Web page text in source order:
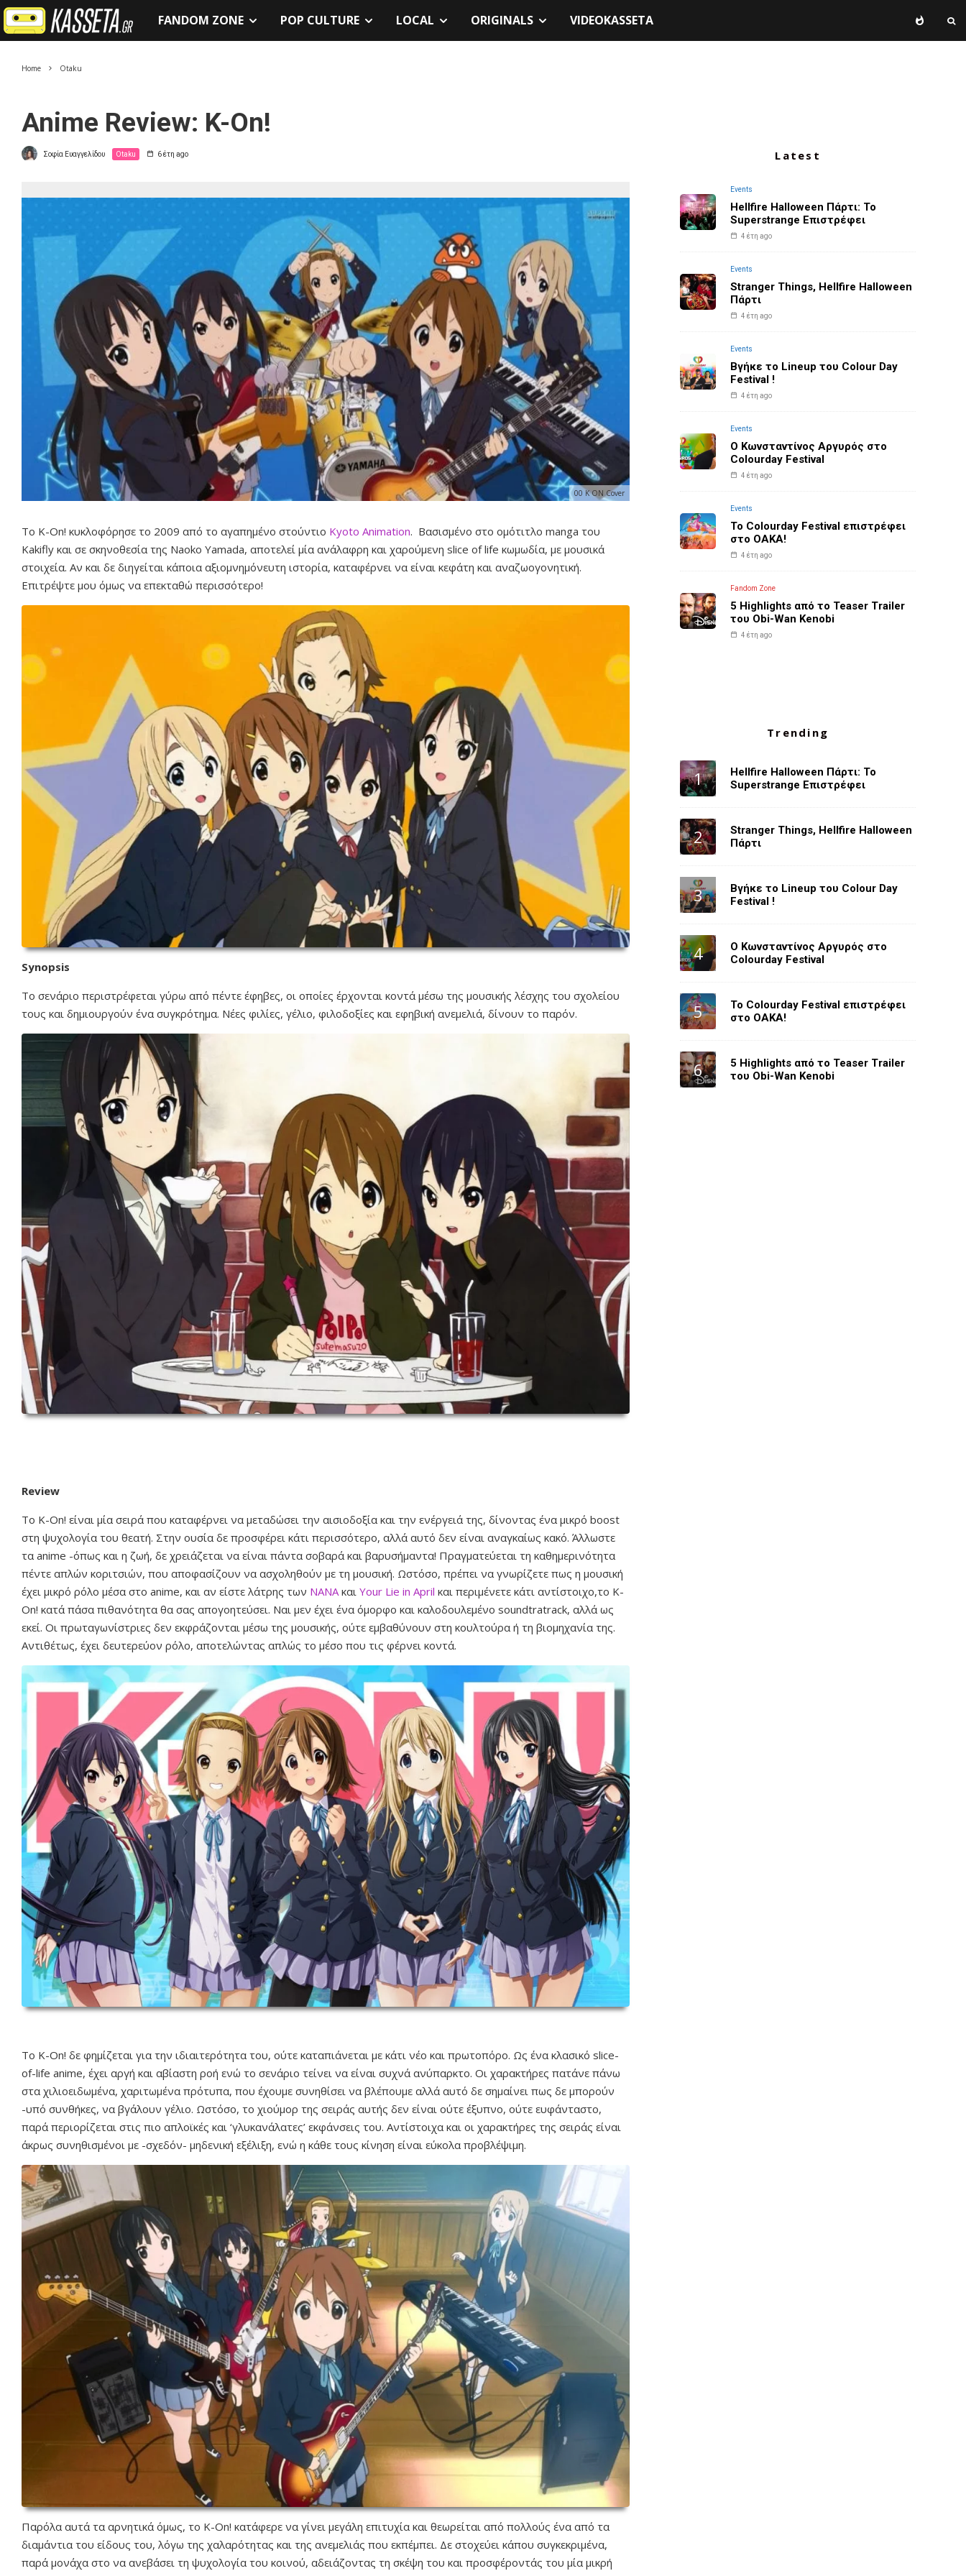
FANDOM ZONE POP CULTURE LOCAL ORIGINALS VIDEOKASSETA
Home Otaku
Anime Review: K-On!
Σοφία Ευαγγελίδου Otaku 6 έτη ago
00 K ON Cover
Το K-On! κυκλοφόρησε το 2009 από το αγαπημένο στούντιο Kyoto Animation. Βασισμένο στο ομότιτλο manga του
Kakifly και σε σκηνοθεσία της Naoko Yamada, αποτελεί μία ανάλαφρη και χαρούμενη slice of life κωμωδία, με μουσικά
στοιχεία. Αν και δε διηγείται κάποια αξιομνημόνευτη ιστορία, καταφέρνει να είναι κεφάτη και αναζωογονητική.
Επιτρέψτε μου όμως να επεκταθώ περισσότερο!
Synopsis
Το σενάριο περιστρέφεται γύρω από πέντε έφηβες, οι οποίες έρχονται κοντά μέσω της μουσικής λέσχης του σχολείου
τους και δημιουργούν ένα συγκρότημα. Νέες φιλίες, γέλιο, φιλοδοξίες και εφηβική ανεμελιά, δίνουν το παρόν.
Review
Το Κ-On! είναι μία σειρά που καταφέρνει να μεταδώσει την αισιοδοξία και την ενέργειά της, δίνοντας ένα μικρό boost
στη ψυχολογία του θεατή. Στην ουσία δε προσφέρει κάτι περισσότερο, αλλά αυτό δεν είναι αναγκαίως κακό. Άλλωστε
τα anime -όπως και η ζωή, δε χρειάζεται να είναι πάντα σοβαρά και βαρυσήμαντα! Πραγματεύεται τη καθημερινότητα
πέντε απλών κοριτσιών, που αποφασίζουν να ασχοληθούν με τη μουσική. Ωστόσο, πρέπει να γνωρίζετε πως η μουσική
έχει μικρό ρόλο μέσα στο anime, και αν είστε λάτρης των NANA και Your Lie in April και περιμένετε κάτι αντίστοιχο,το Κ-
Οn! κατά πάσα πιθανότητα θα σας απογοητεύσει. Ναι μεν έχει ένα όμορφο και καλοδουλεμένο soundtratrack, αλλά ως
εκεί. Οι πρωταγωνίστριες δεν εκφράζονται μέσω της μουσικής, ούτε εμβαθύνουν στη κουλτούρα ή τη βιομηχανία της.
Αντιθέτως, έχει δευτερεύον ρόλο, αποτελώντας απλώς το μέσο που τις φέρνει κοντά.
Το K-On! δε φημίζεται για την ιδιαιτερότητα του, ούτε καταπιάνεται με κάτι νέο και πρωτοπόρο. Ως ένα κλασικό slice-
of-life anime, έχει αργή και αβίαστη ροή ενώ το σενάριο τείνει να είναι συχνά ανύπαρκτο. Οι χαρακτήρες πατάνε πάνω
στα χιλιοειδωμένα, χαριτωμένα πρότυπα, που έχουμε συνηθίσει να βλέπουμε αλλά αυτό δε σημαίνει πως δε μπορούν
-υπό συνθήκες, να βγάλουν γέλιο. Ωστόσο, το χιούμορ της σειράς αυτής δεν είναι ούτε έξυπνο, ούτε ευφάνταστο,
παρά περιορίζεται στις πιο απλοϊκές και ‘γλυκανάλατες’ εκφάνσεις του. Αντίστοιχα και οι χαρακτήρες της σειράς είναι
άκρως συνηθισμένοι με -σχεδόν- μηδενική εξέλιξη, ενώ η κάθε τους κίνηση είναι εύκολα προβλέψιμη.
Παρόλα αυτά τα αρνητικά όμως, το K-On! κατάφερε να γίνει μεγάλη επιτυχία και θεωρείται από πολλούς ένα από τα
διαμάντια του είδους του, λόγω της χαλαρότητας και της ανεμελιάς που εκπέμπει. Δε στοχεύει κάπου συγκεκριμένα,
παρά μονάχα στο να ανεβάσει τη ψυχολογία του κοινού, αδειάζοντας τη σκέψη του και προσφέροντάς του μία μικρή
Latest
Events
Hellfire Halloween Πάρτι: Το
Superstrange Επιστρέφει
4 έτη ago
Events
Stranger Things, Hellfire Halloween
Πάρτι
4 έτη ago
Events
Βγήκε το Lineup του Colour Day
Festival !
4 έτη ago
Events
O Κωνσταντίνος Αργυρός στο
Colourday Festival
4 έτη ago
Events
Το Colourday Festival επιστρέφει
στο ΟΑΚΑ!
4 έτη ago
Fandom Zone
5 Highlights από το Teaser Trailer
του Obi-Wan Kenobi
4 έτη ago
Trending
Hellfire Halloween Πάρτι: Το
Superstrange Επιστρέφει
Stranger Things, Hellfire Halloween
Πάρτι
Βγήκε το Lineup του Colour Day
Festival !
O Κωνσταντίνος Αργυρός στο
Colourday Festival
Το Colourday Festival επιστρέφει
στο ΟΑΚΑ!
5 Highlights από το Teaser Trailer
του Obi-Wan Kenobi